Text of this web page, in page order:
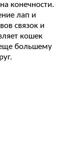
конечности.
лап и
связок и
кошек
большему